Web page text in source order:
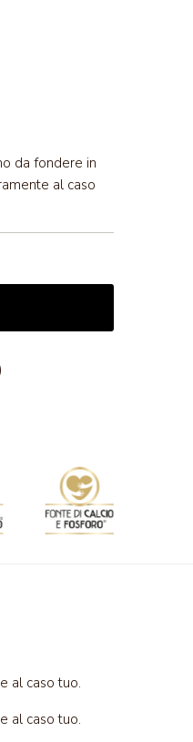
da fondere in
al caso
al caso tuo.
al caso tuo.